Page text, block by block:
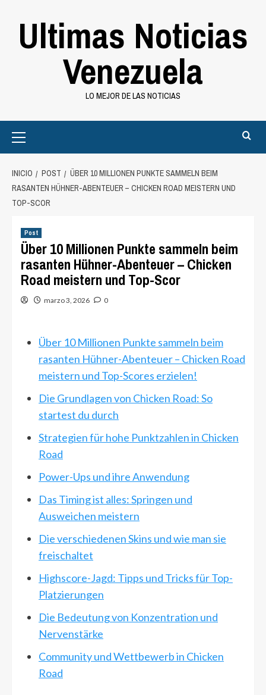
Ultimas Noticias
Venezuela
LO MEJOR DE LAS NOTICIAS
Menu
INICIO POST
ÜBER 10 MILLIONEN PUNKTE SAMMELN BEIM
RASANTEN HÜHNER-ABENTEUER – CHICKEN ROAD MEISTERN UND
TOP-SCOR
Post
Über 10 Millionen Punkte sammeln beim
rasanten Hühner-Abenteuer – Chicken
Road meistern und Top-Scor
marzo 3, 2026 0
Über 10 Millionen Punkte sammeln beim
rasanten Hühner-Abenteuer – Chicken Road
meistern und Top-Scores erzielen!
Die Grundlagen von Chicken Road: So
startest du durch
Strategien für hohe Punktzahlen in Chicken
Road
Power-Ups und ihre Anwendung
Das Timing ist alles: Springen und
Ausweichen meistern
Die verschiedenen Skins und wie man sie
freischaltet
Highscore-Jagd: Tipps und Tricks für Top-
Platzierungen
Die Bedeutung von Konzentration und
Nervenstärke
Community und Wettbewerb in Chicken
Road